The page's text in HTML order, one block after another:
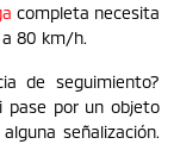
completa necesita
80 km/h.
de seguimiento?
pase por un objeto
señalización.